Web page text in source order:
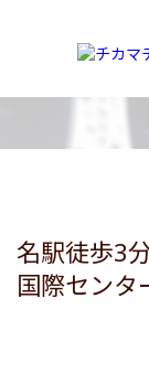
名駅徒歩3分
国際セン